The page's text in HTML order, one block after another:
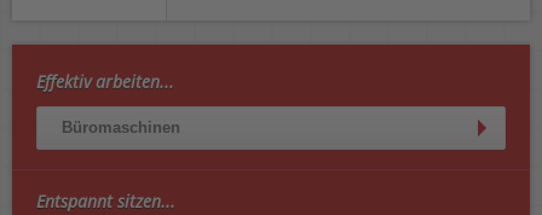
Effektiv arbeiten...
Büromaschinen
Entspannt sitzen...